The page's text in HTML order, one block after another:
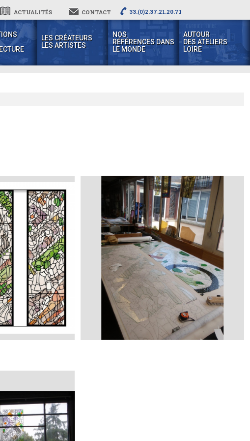
ACTUALITÉS CONTACT 33.(0)2.37.21.20.71
LES CRÉATEURS
LES ARTISTES
NOS
RÉFÉRENCES DANS
LE MONDE
AUTOUR
DES ATELIERS
LOIRE